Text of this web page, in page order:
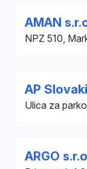
AMAN
NPZ 510,
AP
Ulica za
ARGO